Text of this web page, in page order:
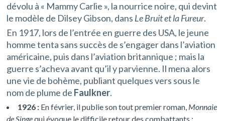
dévolu à « Mammy Carlie », la nourrice noire, qui devint
le modèle de Dilsey Gibson, dans Le Bruit et la Fureur.
En 1917, lors de l’entrée en guerre des USA, le jeune
homme tenta sans succès de s’engager dans l’aviation
américaine, puis dans l’aviation britannique ; mais la
guerre s’acheva avant qu’il y parvienne. Il mena alors
une vie de bohème, publiant quelques vers sous le
nom de plume de Faulkner.
1926 : En février, il publie son tout premier roman, Monnaie
de Singequi évoque le difficile retour des combattants ;